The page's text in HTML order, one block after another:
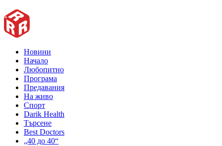
Новини
Начало
Любопитно
Програма
Предавания
На живо
Спорт
Darik Health
Търсене
Best Doctors
„40 до 40“